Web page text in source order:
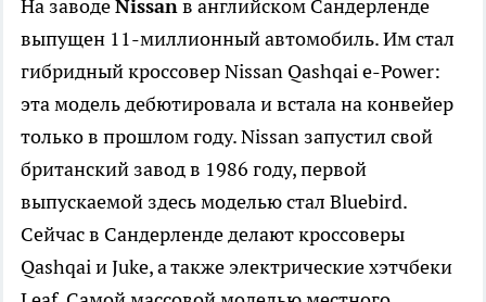
На заводеNissanв английском Сандерленде
выпущен 11-миллионный автомобиль. Им стал
гибридный кроссовер Nissan Qashqai e-Power:
эта модель дебютировала и встала на конвейер
только в прошлом году. Nissan запустил свой
британский завод в 1986 году, первой
выпускаемой здесь моделью стал Bluebird.
Сейчас в Сандерленде делают кроссоверы
Qashqai и Juke, а также электрические хэтчбеки